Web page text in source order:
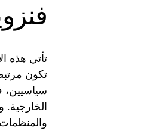
تأتي هذه
تكون
سياسيين،
والمنظمات